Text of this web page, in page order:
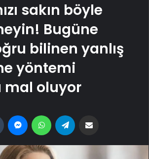
sakın böyle
Bugüne
bilinen yanlış
yöntemi
mal oluyor
Tumblr MessengerWhatsApp